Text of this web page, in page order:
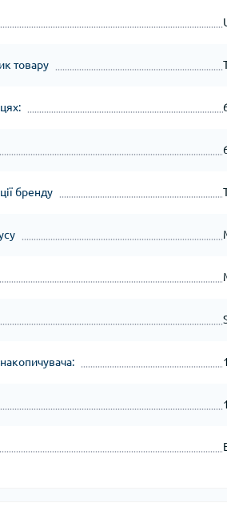
товару
бренду